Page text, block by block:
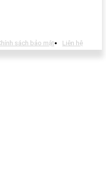
sách bảo mật Liên hệ